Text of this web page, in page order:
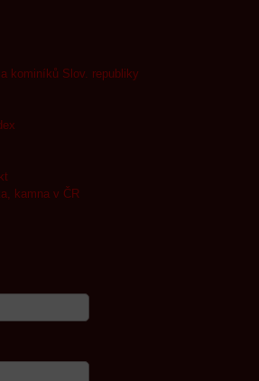
kominíků Slov. republiky
kamna v ČR